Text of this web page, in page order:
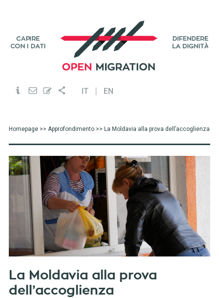
IT EN
Homepage>> Approfondimento>> La Moldavia alla prova dell’accoglienza
La Moldavia alla prova
dell’accoglienza